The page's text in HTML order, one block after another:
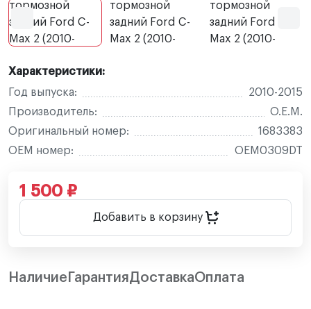
Характеристики:
Год выпуска:
2010-2015
Производитель:
O.E.M.
Оригинальный номер:
1683383
OEM номер:
OEM0309DT
1 500 ₽
Добавить в корзину
Наличие ГарантияДоставкаОплата